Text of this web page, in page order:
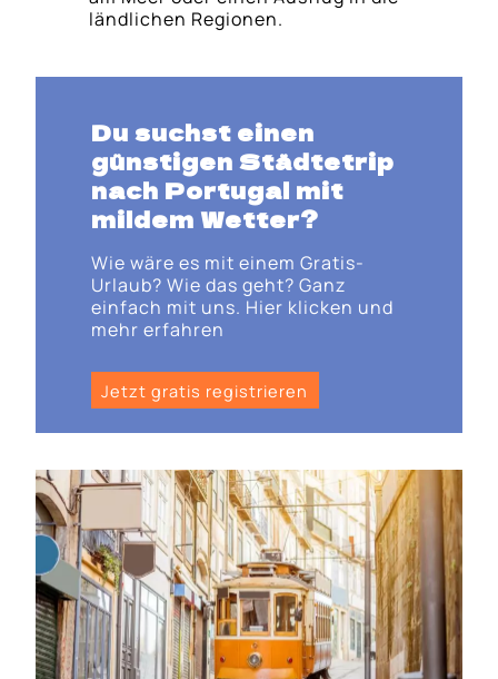
ländlichen Regionen.
Du suchst einen
günstigen Städtetrip
nach Portugal mit
mildem Wetter?
Wie wäre es mit einem Gratis-
Urlaub? Wie das geht? Ganz
einfach mit uns. Hier klicken und
mehr erfahren
Jetzt gratis registrieren